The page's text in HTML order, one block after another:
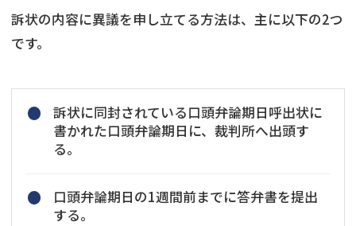
訴状の内容に異議を申し立てる方法は、主に以下の2つ
です。
訴状に同封されている口頭弁論期日呼出状に
書かれた口頭弁論期日に、裁判所へ出頭す
る。
口頭弁論期日の1週間前までに答弁書を提出
する。